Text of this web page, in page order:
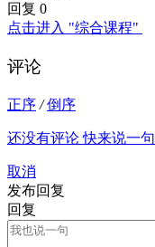
回复 0
点击进入 "综合课程"
评论
正序 / 倒序
还没有评论 快来说一句
取消
发布回复
回复